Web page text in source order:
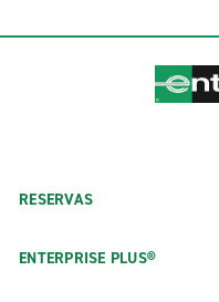
RESERVAS
ENTERPRISE PLUS®